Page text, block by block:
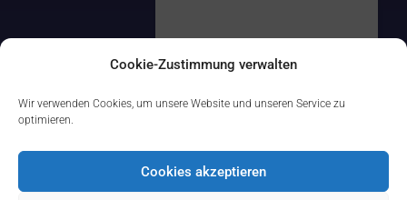
Cookie-Zustimmung verwalten
Wir verwenden Cookies, um unsere Website und unseren Service zu
optimieren.
Cookies akzeptieren